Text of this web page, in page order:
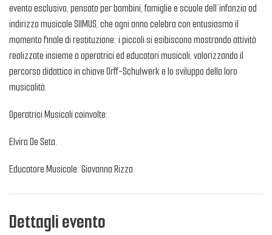
evento esclusivo, pensato per bambini, famiglie e scuole dell’infanzia ad
indirizzo musicale SIIMUS, che ogni anno celebra con entusiasmo il
momento finale di restituzione: i piccoli si esibiscono mostrando attività
realizzate insieme a operatrici ed educatori musicali, valorizzando il
percorso didattico in chiave Orff-Schulwerk e lo sviluppo della loro
musicalità.
Operatrici Musicali coinvolte:
Elvira De Seta.
Educatore Musicale: Giovanna Rizza.
Dettagli evento